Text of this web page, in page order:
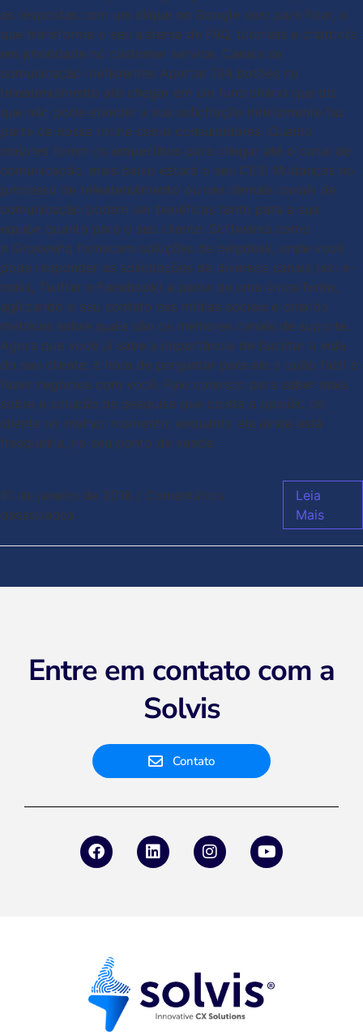
as respostas com um clique no Google veio para ficar, o
que transforma o seu sistema de FAQ, tutoriais e chatbots
em prioridade no customer service. Canais de
comunicação ineficientes Apertar 134 botões no
teleatendimento até chegar em um funcionário que diz
que não pode atender a sua solicitação infelizmente faz
parte da nossa rotina como consumidores. Quanto
maiores forem os empecilhos para chegar até o canal de
comunicação, mais baixo estará o seu CES! Mudanças no
processo de teleatendimento ou nos demais canais de
comunicação podem ser benéficas tanto para a sua
equipe quanto para o seu cliente. Softwares como
o Groovehq fornecem soluções de helpdesk, onde você
pode responder as solicitações de diversos canais (ex: e-
mails, Twitter e Facebook) a partir de uma única fonte,
agilizando o seu contato nas mídias sociais e criando
métricas sobre quais são os melhores canais de suporte.
Agora que você já sabe a importância de facilitar a vida
do seu cliente, é hora de perguntar para ele o quão fácil é
fazer negócios com você. Fale conosco para saber mais
sobre a solução de pesquisa que coleta a opinião do
cliente no melhor momento: enquanto ela ainda está
fresquinha, no seu ponto de venda
10 de janeiro de 2018 / Comentários
desativados
Leia
Mais
Entre em contato com a
Solvis
Contato